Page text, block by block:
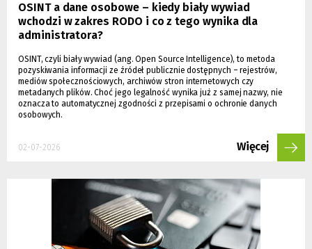
OSINT a dane osobowe – kiedy biały wywiad
wchodzi w zakres RODO i co z tego wynika dla
administratora?
OSINT, czyli biały wywiad (ang. Open Source Intelligence), to metoda
pozyskiwania informacji ze źródeł publicznie dostępnych – rejestrów,
mediów społecznościowych, archiwów stron internetowych czy
metadanych plików. Choć jego legalność wynika już z samej nazwy, nie
oznacza to automatycznej zgodności z przepisami o ochronie danych
osobowych.
02-07-2026 Więcej